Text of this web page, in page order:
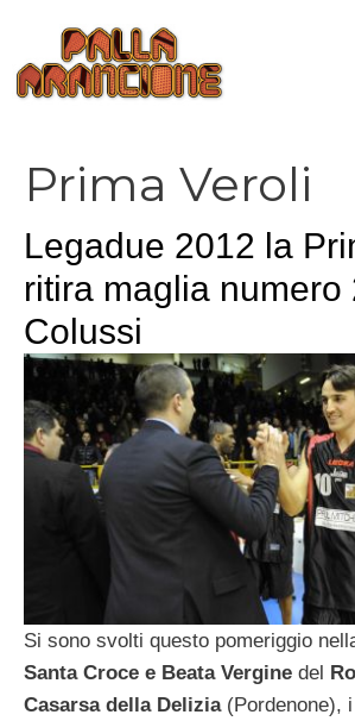
contenuto
Prima Veroli
Legadue 2012 la
ritira maglia numero
Colussi
Si sono svolti questo pomeriggio
Santa Croce e Beata Vergine del
Casarsa della Delizia(Pordenone), i